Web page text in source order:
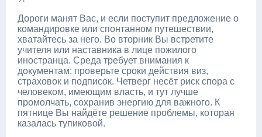
Дороги манят Вас, и если поступит предложение о
командировке или спонтанном путешествии,
хватайтесь за него. Во вторник Вы встретите
учителя или наставника в лице пожилого
иностранца. Среда требует внимания к
документам: проверьте сроки действия виз,
страховок и подписок. Четверг несёт риск спора с
человеком, имеющим власть, и тут лучше
промолчать, сохранив энергию для важного. К
пятнице Вы найдёте решение проблемы, которая
казалась тупиковой.